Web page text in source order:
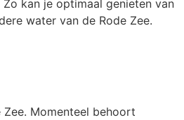
kan je optimaal genieten van
water van de Rode Zee.
Momenteel behoort